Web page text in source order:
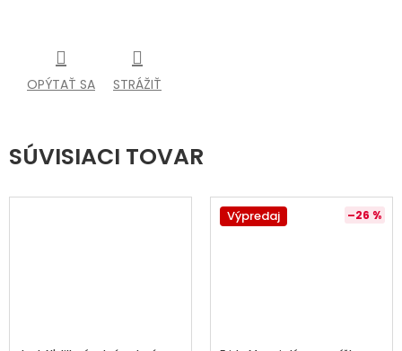
OPÝTAŤ SA STRÁŽIŤ
SÚVISIACI TOVAR
Výpredaj –26 %